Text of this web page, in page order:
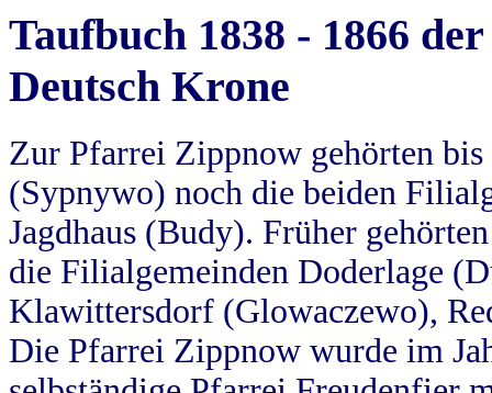
Taufbuch 1838 - 1866
Deutsch Krone
Zur Pfarrei Zippnow gehörten
(Sypnywo) noch die beiden
Jagdhaus (Budy). Früher
die Filialgemeinden Doderlage
Klawittersdorf (Glowaczewo),
Die Pfarrei Zippnow wurde im